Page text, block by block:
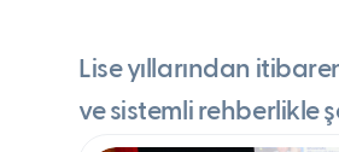
Lise yıllarından
ve sistemli rehberlikle